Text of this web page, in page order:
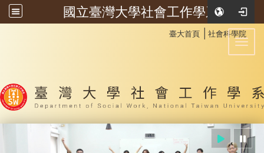
國立臺灣大學社會工作學系
臺大首頁 社會科學院